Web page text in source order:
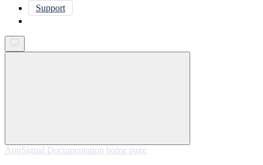
Support
AppSignal Documentation home page